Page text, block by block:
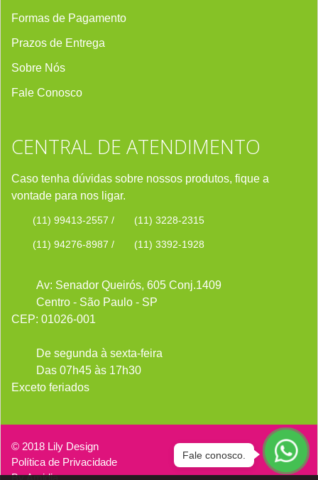
Formas de Pagamento
Prazos de Entrega
Sobre Nós
Fale Conosco
CENTRAL DE ATENDIMENTO
Caso tenha dúvidas sobre nossos produtos, fique a
vontade para nos ligar.
(11) 99413-2557 / (11) 3228-2315
(11) 94276-8987 / (11) 3392-1928
Av: Senador Queirós, 605 Conj.1409
Centro - São Paulo - SP
CEP: 01026-001
De segunda à sexta-feira
Das 07h45 às 17h30
Exceto feriados
© 2018 Lily Design
Política de Privacidade
ByAmidia
Fale conosco.